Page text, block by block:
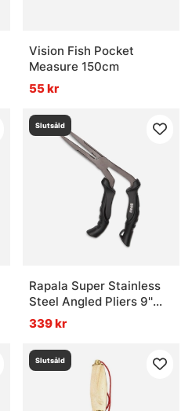
Vision Fish Pocket
Measure 150cm
55 kr
Slutsåld
Rapala Super Stainless
Steel Angled Pliers 9''
23cm
339 kr
Slutsåld